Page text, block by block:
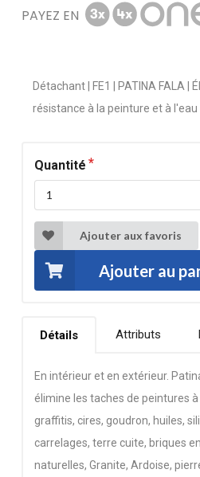
PAYEZ EN
Détachant | FE1 | PATINA FALA |
résistance à la peinture et à l'eau
Quantité
Ajouter aux favoris
Ajouter au
Détails Attributs
En intérieur et en extérieur.
élimine les taches de peintures
graffitis, cires, goudron, huiles,
carrelages, terre cuite, briques
naturelles, Granite, Ardoise,